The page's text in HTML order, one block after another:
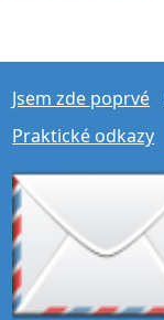
Jsem zde poprvé
Praktické odkazy